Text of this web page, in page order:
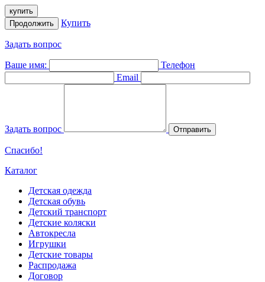
купить
Продолжить
Купить
Задать вопрос
Ваше имя:
Телефон
Email
Задать вопрос Отправить
Спасибо!
Каталог
Детская одежда
Детская обувь
Детский транспорт
Детские коляски
Автокресла
Игрушки
Детские товары
Распродажа
Договор